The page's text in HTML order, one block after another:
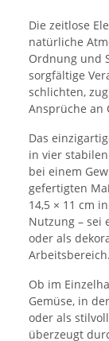
Die zeitlose
natürliche
Ordnung und
sorgfältige
schlichten,
Ansprüche an
Das
in vier
bei einem
gefertigten
14,5 × 11 cm
Nutzung – sei
oder als
Arbeitsbereich.
Ob im
Gemüse, in
oder als
überzeugt